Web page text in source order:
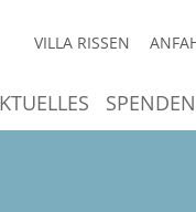
VILLA RISSEN
SPENDEN